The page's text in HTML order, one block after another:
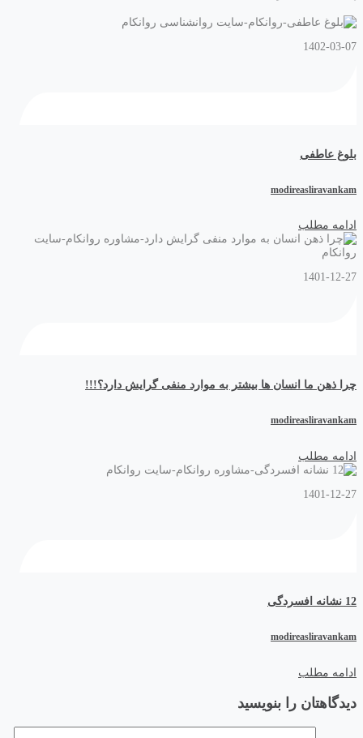
1402-03-07
بلوغ عاطفی
modireasliravankam
ادامه مطلب
1401-12-27
چرا ذهن ما انسان ها بیشتر به موارد منفی گرایش دارد؟!!!
modireasliravankam
ادامه مطلب
1401-12-27
12 نشانه افسردگی
modireasliravankam
ادامه مطلب
دیدگاهتان را بنویسید